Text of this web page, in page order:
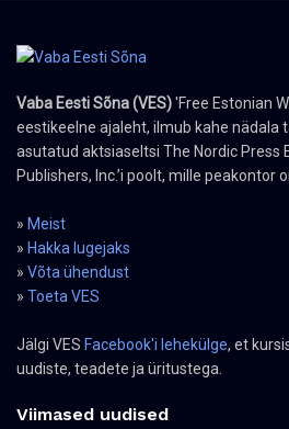
Vaba Eesti Sõna (VES)'Free Estonian
eestikeelne ajaleht, ilmub kahe nädala
asutatud aktsiaseltsi The Nordic Press
Publishers, Inc.’i poolt, mille peakontor
» Meist
» Hakka lugejaks
» Võta ühendust
» Toeta VES
Jälgi VES Facebook'i lehekülge, et
uudiste, teadete ja üritustega.
Viimased uudised